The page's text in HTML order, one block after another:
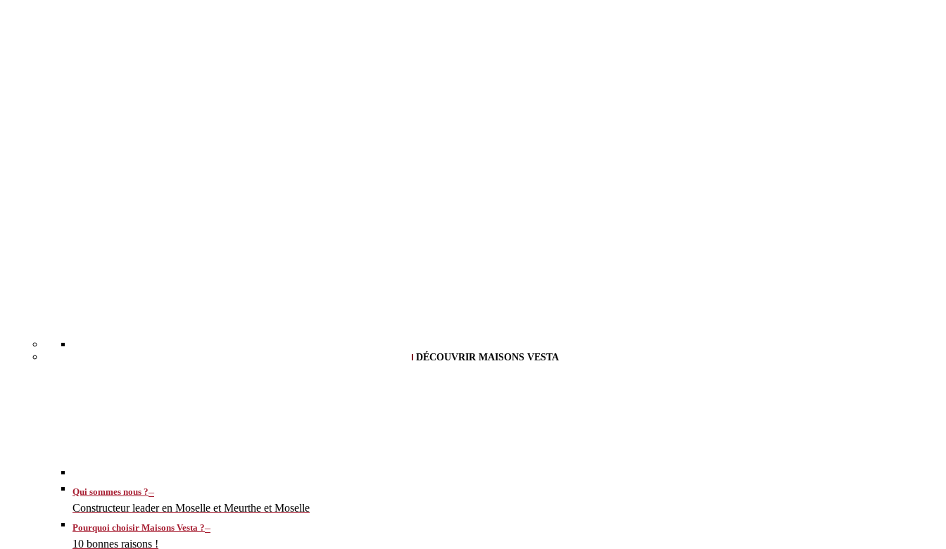
DÉCOUVRIR MAISONS VESTA
Qui sommes nous ?–
Constructeur leader en Moselle et Meurthe et Moselle
Pourquoi choisir Maisons Vesta ?–
10 bonnes raisons !